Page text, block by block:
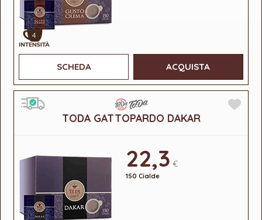
4
SCHEDA ACQUISTA
TODA GATTOPARDO DAKAR
22,3 €
150 Cialde